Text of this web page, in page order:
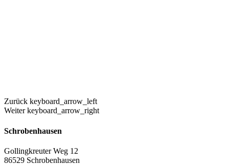
Zurück keyboard_arrow_left
Weiter keyboard_arrow_right
Schrobenhausen
Gollingkreuter Weg 12
86529 Schrobenhausen